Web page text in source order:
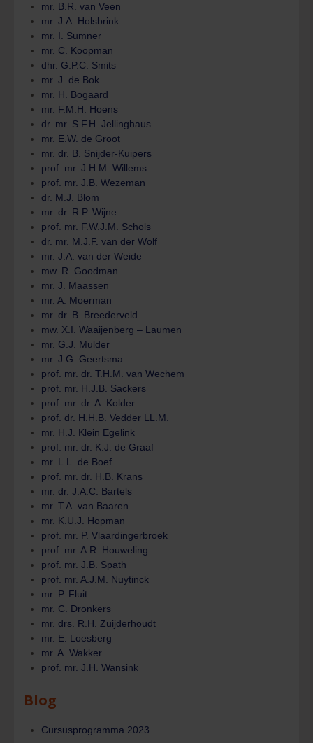
mr. B.R. van Veen
mr. J.A. Holsbrink
mr. I. Sumner
mr. C. Koopman
dhr. G.P.C. Smits
mr. J. de Bok
mr. H. Bogaard
mr. F.M.H. Hoens
dr. mr. S.F.H. Jellinghaus
mr. E.W. de Groot
mr. dr. B. Snijder-Kuipers
prof. mr. J.H.M. Willems
prof. mr. J.B. Wezeman
dr. M.J. Blom
mr. dr. R.P. Wijne
prof. mr. F.W.J.M. Schols
dr. mr. M.J.F. van der Wolf
mr. J.A. van der Weide
mw. R. Goodman
mr. J. Maassen
mr. A. Moerman
mr. dr. B. Breederveld
mw. X.I. Waaijenberg – Laumen
mr. G.J. Mulder
mr. J.G. Geertsma
prof. mr. dr. T.H.M. van Wechem
prof. mr. H.J.B. Sackers
prof. mr. dr. A. Kolder
prof. dr. H.H.B. Vedder LL.M.
mr. H.J. Klein Egelink
prof. mr. dr. K.J. de Graaf
mr. L.L. de Boef
prof. mr. dr. H.B. Krans
mr. dr. J.A.C. Bartels
mr. T.A. van Baaren
mr. K.U.J. Hopman
prof. mr. P. Vlaardingerbroek
prof. mr. A.R. Houweling
prof. mr. J.B. Spath
prof. mr. A.J.M. Nuytinck
mr. P. Fluit
mr. C. Dronkers
mr. drs. R.H. Zuijderhoudt
mr. E. Loesberg
mr. A. Wakker
prof. mr. J.H. Wansink
Blog
Cursusprogramma 2023